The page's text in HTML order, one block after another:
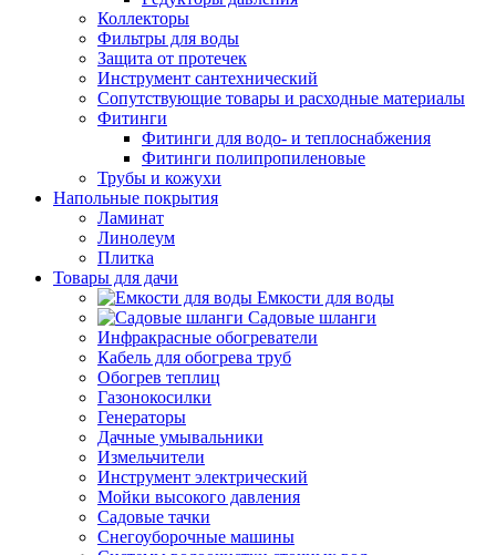
Коллекторы
Фильтры для воды
Защита от протечек
Инструмент сантехнический
Сопутствующие товары и расходные материалы
Фитинги
Фитинги для водо- и теплоснабжения
Фитинги полипропиленовые
Трубы и кожухи
Напольные покрытия
Ламинат
Линолеум
Плитка
Товары для дачи
Емкости для воды
Садовые шланги
Инфракрасные обогреватели
Кабель для обогрева труб
Обогрев теплиц
Газонокосилки
Генераторы
Дачные умывальники
Измельчители
Инструмент электрический
Мойки высокого давления
Садовые тачки
Снегоуборочные машины